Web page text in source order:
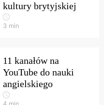
kultury brytyjskiej
3 min
11 kanałów na
YouTube do nauki
angielskiego